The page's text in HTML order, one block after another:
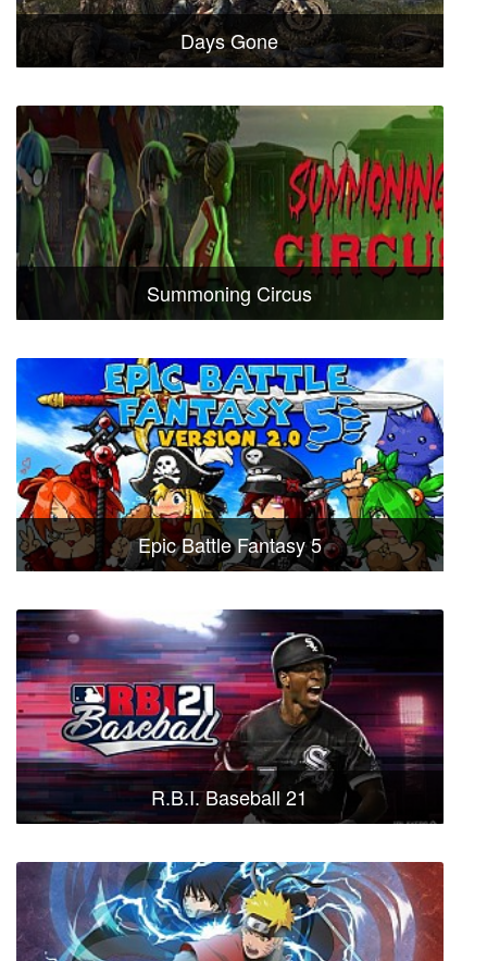
Days Gone
Summoning Circus
Epic Battle Fantasy 5
R.B.I. Baseball 21